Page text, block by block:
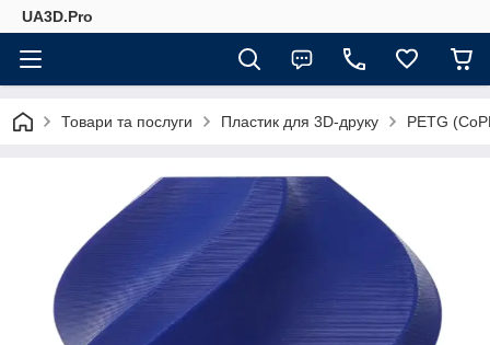
UA3D.Pro
Товари та послуги Пластик для 3D-друку PETG